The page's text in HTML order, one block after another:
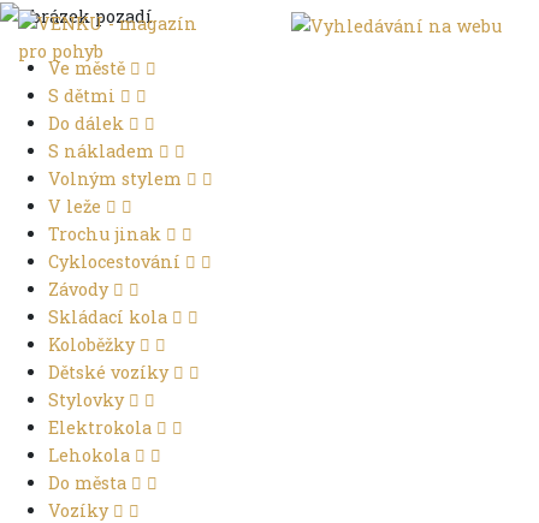
Ve městě
S dětmi
Do dálek
S nákladem
Volným stylem
V leže
Trochu jinak
Cyklocestování
Závody
Skládací kola
Koloběžky
Dětské vozíky
Stylovky
Elektrokola
Lehokola
Do města
Vozíky